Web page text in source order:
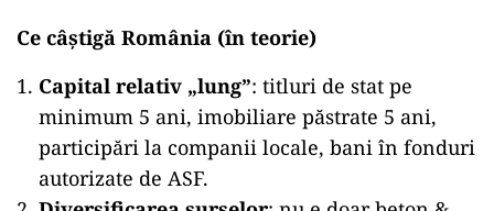
Ce câștigă România (în teorie)
Capital relativ „lung”: titluri de stat pe
minimum 5 ani, imobiliare păstrate 5 ani,
participări la companii locale, bani în fonduri
autorizate de ASF.